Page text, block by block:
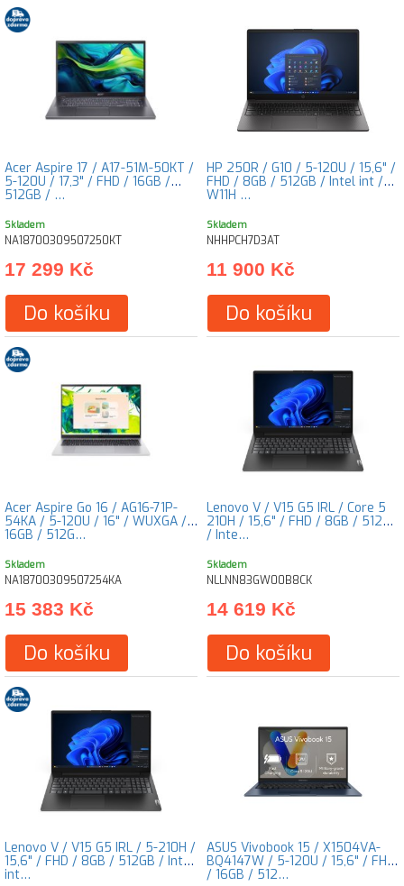
Acer Aspire 17 / A17-51M-50KT /
5-120U / 17,3" / FHD / 16GB /
512GB / …
Skladem
NA18700309507250KT
17 299 Kč
Do košíku
HP 250R / G10 / 5-120U / 15,6" /
FHD / 8GB / 512GB / Intel int /
W11H …
Skladem
NHHPCH7D3AT
11 900 Kč
Do košíku
Acer Aspire Go 16 / AG16-71P-
54KA / 5-120U / 16" / WUXGA /
16GB / 512G…
Skladem
NA18700309507254KA
15 383 Kč
Do košíku
Lenovo V / V15 G5 IRL / Core 5
210H / 15,6" / FHD / 8GB / 512GB
/ Inte…
Skladem
NLLNN83GW00B8CK
14 619 Kč
Do košíku
Lenovo V / V15 G5 IRL / 5-210H /
15,6" / FHD / 8GB / 512GB / Intel
int…
ASUS Vivobook 15 / X1504VA-
BQ4147W / 5-120U / 15,6" / FHD
/ 16GB / 512…